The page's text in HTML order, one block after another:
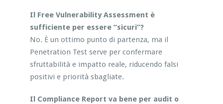
Il Free Vulnerability Assessment è
sufficiente per essere “sicuri”?
No. È un ottimo punto di partenza, ma il
Penetration Test serve per confermare
sfruttabilità e impatto reale, riducendo falsi
positivi e priorità sbagliate.
Il Compliance Report va bene per audit o